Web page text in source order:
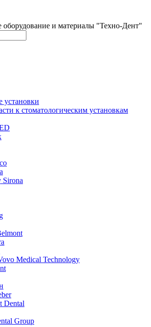
оборудование и материалы "Техно-Дент"
установки
к стоматологическим установкам
Sirona
Medical Technology
Dental
Group